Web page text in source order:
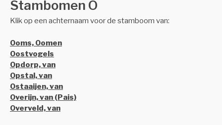
Stambomen O
Klik op een achternaam voor de stamboom van:
Ooms, Oomen
Oostvogels
Opdorp, van
Opstal, van
Ostaaijen, van
Overijn, van (Pais)
Overveld, van